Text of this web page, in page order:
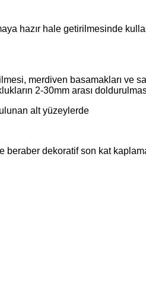
hazır hale getirilmesinde
merdiven basamakları ve
2-30mm arası
alt yüzeylerde
beraber dekoratif son kat